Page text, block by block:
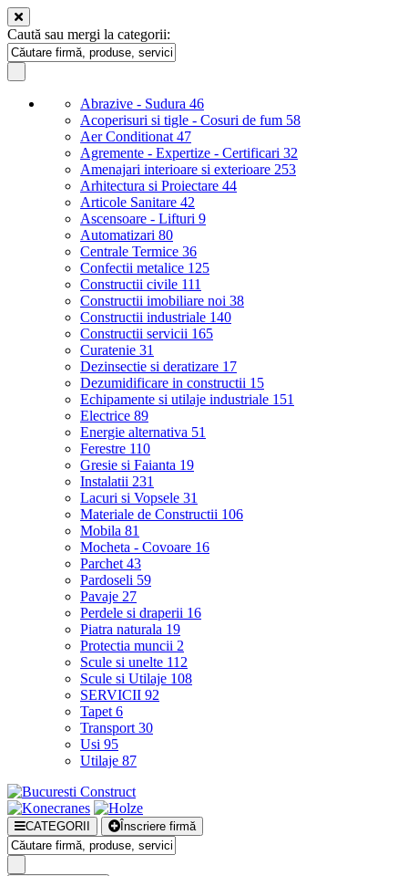
Caută sau mergi la categorii:
Abrazive - Sudura 46
Acoperisuri si tigle - Cosuri de fum 58
Aer Conditionat 47
Agremente - Expertize - Certificari 32
Amenajari interioare si exterioare 253
Arhitectura si Proiectare 44
Articole Sanitare 42
Ascensoare - Lifturi 9
Automatizari 80
Centrale Termice 36
Confectii metalice 125
Constructii civile 111
Constructii imobiliare noi 38
Constructii industriale 140
Constructii servicii 165
Curatenie 31
Dezinsectie si deratizare 17
Dezumidificare in constructii 15
Echipamente si utilaje industriale 151
Electrice 89
Energie alternativa 51
Ferestre 110
Gresie si Faianta 19
Instalatii 231
Lacuri si Vopsele 31
Materiale de Constructii 106
Mobila 81
Mocheta - Covoare 16
Parchet 43
Pardoseli 59
Pavaje 27
Perdele si draperii 16
Piatra naturala 19
Protectia muncii 2
Scule si unelte 112
Scule si Utilaje 108
SERVICII 92
Tapet 6
Transport 30
Usi 95
Utilaje 87
CATEGORII Înscriere firmă